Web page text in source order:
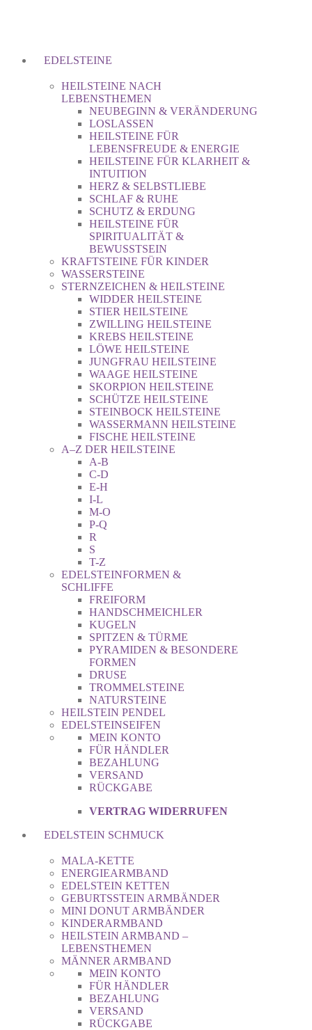
EDELSTEINE
HEILSTEINE NACH
LEBENSTHEMEN
NEUBEGINN & VERÄNDERUNG
LOSLASSEN
HEILSTEINE FÜR
LEBENSFREUDE & ENERGIE
HEILSTEINE FÜR KLARHEIT &
INTUITION
HERZ & SELBSTLIEBE
SCHLAF & RUHE
SCHUTZ & ERDUNG
HEILSTEINE FÜR
SPIRITUALITÄT &
BEWUSSTSEIN
KRAFTSTEINE FÜR KINDER
WASSERSTEINE
STERNZEICHEN & HEILSTEINE
WIDDER HEILSTEINE
STIER HEILSTEINE
ZWILLING HEILSTEINE
KREBS HEILSTEINE
LÖWE HEILSTEINE
JUNGFRAU HEILSTEINE
WAAGE HEILSTEINE
SKORPION HEILSTEINE
SCHÜTZE HEILSTEINE
STEINBOCK HEILSTEINE
WASSERMANN HEILSTEINE
FISCHE HEILSTEINE
A–Z DER HEILSTEINE
A-B
C-D
E-H
I-L
M-O
P-Q
R
S
T-Z
EDELSTEINFORMEN &
SCHLIFFE
FREIFORM
HANDSCHMEICHLER
KUGELN
SPITZEN & TÜRME
PYRAMIDEN & BESONDERE
FORMEN
DRUSE
TROMMELSTEINE
NATURSTEINE
HEILSTEIN PENDEL
EDELSTEINSEIFEN
MEIN KONTO
FÜR HÄNDLER
BEZAHLUNG
VERSAND
RÜCKGABE
VERTRAG WIDERRUFEN
EDELSTEIN SCHMUCK
MALA-KETTE
ENERGIEARMBAND
EDELSTEIN KETTEN
GEBURTSSTEIN ARMBÄNDER
MINI DONUT ARMBÄNDER
KINDERARMBAND
HEILSTEIN ARMBAND –
LEBENSTHEMEN
MÄNNER ARMBAND
MEIN KONTO
FÜR HÄNDLER
BEZAHLUNG
VERSAND
RÜCKGABE